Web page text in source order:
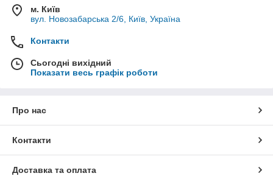
м. Київ
вул. Новозабарська 2/6, Київ, Україна
Контакти
Сьогодні вихідний
Показати весь графік роботи
Про нас
Контакти
Доставка та оплата